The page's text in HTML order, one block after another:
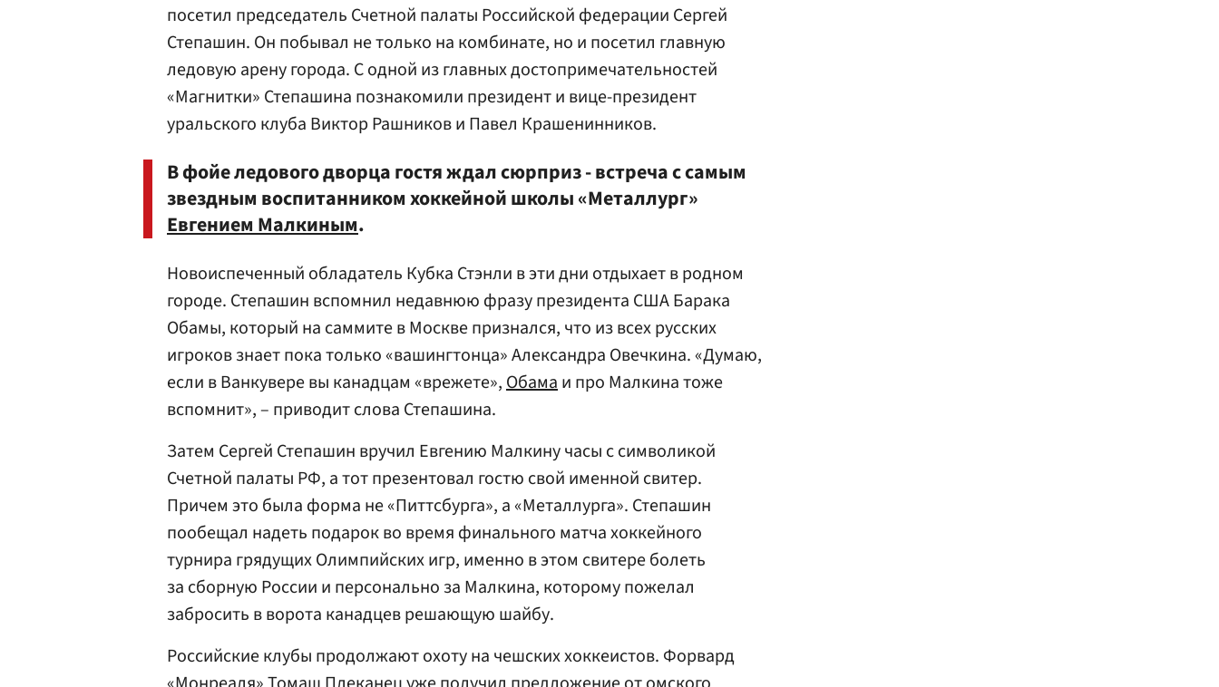
посетил председатель Счетной палаты Российской федерации Сергей
Степашин. Он побывал не только на комбинате, но и посетил главную
ледовую арену города. С одной из главных достопримечательностей
«Магнитки» Степашина познакомили президент и вице-президент
уральского клуба Виктор Рашникови Павел Крашенинников.
В фойе ледового дворца гостя ждал сюрприз - встреча с самым
звездным воспитанником хоккейной школы «Металлург»
Евгением Малкиным.
Новоиспеченный обладатель Кубка Стэнли в эти дни отдыхает в родном
городе. Степашин вспомнил недавнюю фразу президента США Барака
Обамы, который на саммите в Москве признался, что из всех русских
игроков знает пока только «вашингтонца» Александра Овечкина. «Думаю,
если в Ванкувере вы канадцам «врежете»,Обамаи про Малкина тоже
вспомнит», – приводит слова Степашина.
Затем Сергей Степашин вручил Евгению Малкину часы с символикой
Счетной палаты РФ, а тот презентовал гостю свой именной свитер.
Причем это была форма не «Питтсбурга», а «Металлурга». Степашин
пообещал надеть подарок во время финального матча хоккейного
турнира грядущих Олимпийских игр, именно в этом свитере болеть
за сборную России и персонально за Малкина, которому пожелал
забросить в ворота канадцев решающую шайбу.
Российские клубы продолжают охоту на чешских хоккеистов. Форвард